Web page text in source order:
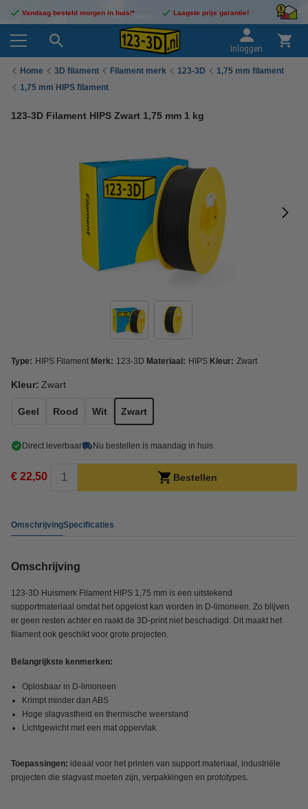
Vandaag besteld morgen in huis!* Laagste prijs garantie!
Inloggen
Home 3D filament Filament merk 123-3D
1,75 mm filament
1,75 mm HIPS filament
123-3D Filament HIPS Zwart 1,75 mm 1 kg
Type: HIPS Filament Merk: 123-3D Materiaal: HIPS Kleur: Zwart
Kleur: Zwart
Geel Rood Wit Zwart
Direct leverbaar Nu bestellen is maandag in huis
€ 22,50 Bestellen
OmschrijvingSpecificaties
Omschrijving
123-3D Huismerk Filament HIPS 1,75 mm is een uitstekend
supportmateriaal omdat het opgelost kan worden in D-limoneen. Zo blijven
er geen resten achter en raakt de 3D-print niet beschadigd. Dit maakt het
filament ook geschikt voor grote projecten.
Belangrijkste kenmerken:
Oplosbaar in D-limoneen
Krimpt minder dan ABS
Hoge slagvastheid en thermische weerstand
Lichtgewicht met een mat oppervlak
Toepassingen: ideaal voor het printen van support materiaal, industriële
projecten die slagvast moeten zijn, verpakkingen en prototypes.